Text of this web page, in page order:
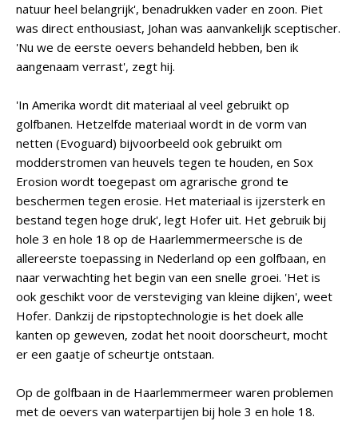
natuur heel belangrijk', benadrukken vader en zoon. Piet
was direct enthousiast, Johan was aanvankelijk sceptischer.
'Nu we de eerste oevers behandeld hebben, ben ik
aangenaam verrast', zegt hij.
'In Amerika wordt dit materiaal al veel gebruikt op
golfbanen. Hetzelfde materiaal wordt in de vorm van
netten (Evoguard) bijvoorbeeld ook gebruikt om
modderstromen van heuvels tegen te houden, en Sox
Erosion wordt toegepast om agrarische grond te
beschermen tegen erosie. Het materiaal is ijzersterk en
bestand tegen hoge druk', legt Hofer uit. Het gebruik bij
hole 3 en hole 18 op de Haarlemmermeersche is de
allereerste toepassing in Nederland op een golfbaan, en
naar verwachting het begin van een snelle groei. 'Het is
ook geschikt voor de versteviging van kleine dijken', weet
Hofer. Dankzij de ripstoptechnologie is het doek alle
kanten op geweven, zodat het nooit doorscheurt, mocht
er een gaatje of scheurtje ontstaan.
Op de golfbaan in de Haarlemmermeer waren problemen
met de oevers van waterpartijen bij hole 3 en hole 18.